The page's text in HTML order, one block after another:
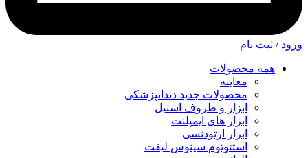
ورود / ثبت نام
همه محصولات
معاینه
محصولات جدید دندانپزشکی
ابزار و ظروف استیل
ابزار های ایمپلنت
ابزار ارتودنسی
استئوتوم سینوس لیفت